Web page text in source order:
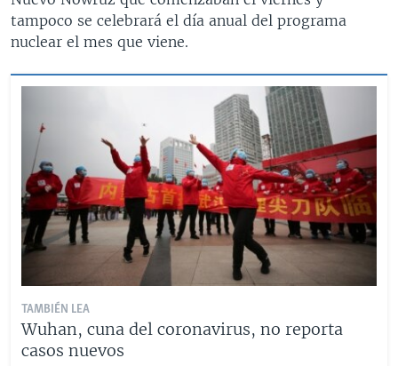
tampoco se celebrará el día anual del programa
nuclear el mes que viene.
TAMBIÉN LEA
Wuhan, cuna del coronavirus, no reporta
casos nuevos